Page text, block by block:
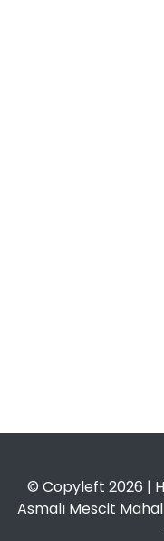
© Copyleft 2026 |
Asmalı Mescit